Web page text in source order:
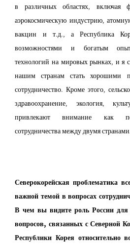
в различных областях, включая
аэрокосмическую индустрию,
вакцин и т.д., а Республика
возможностями и богатым
технологий на мировых рынках, и я
нашим странам стать хорошими
сотрудничество. Кроме этого,
здравоохранение, экология,
привлекают внимание как
сотрудничества между двумя
Северокорейская проблематика
важной темой в вопросах
В чем вы видите роль России для
вопросов, связанных с Северной
Республики Корея относительно